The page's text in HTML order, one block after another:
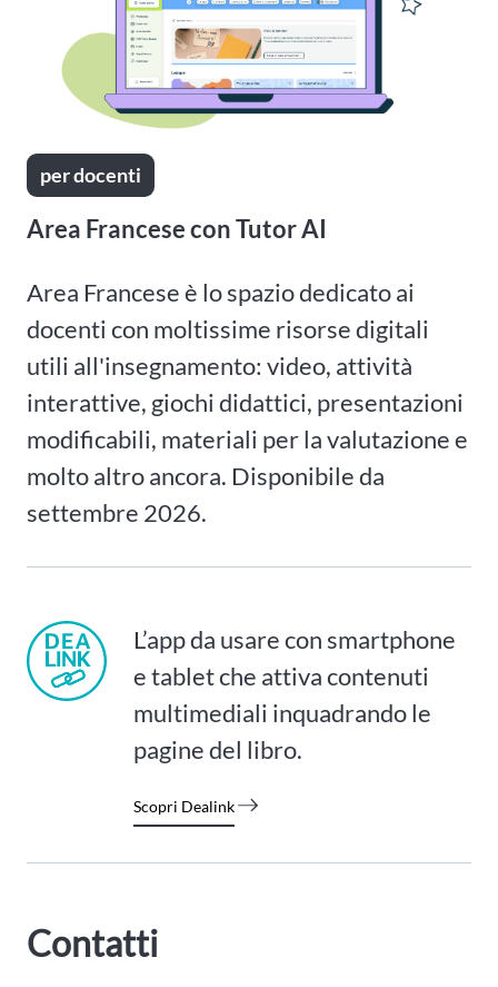
per docenti
Area Francese con Tutor AI
Area Francese è lo spazio dedicato ai
docenti con moltissime risorse digitali
utili all'insegnamento: video, attività
interattive, giochi didattici, presentazioni
modificabili, materiali per la valutazione e
molto altro ancora. Disponibile da
settembre 2026.
L’app da usare con smartphone
e tablet che attiva contenuti
multimediali inquadrando le
pagine del libro.
Scopri Dealink
Contatti